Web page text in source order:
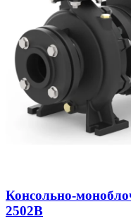
Консольно-
2502B